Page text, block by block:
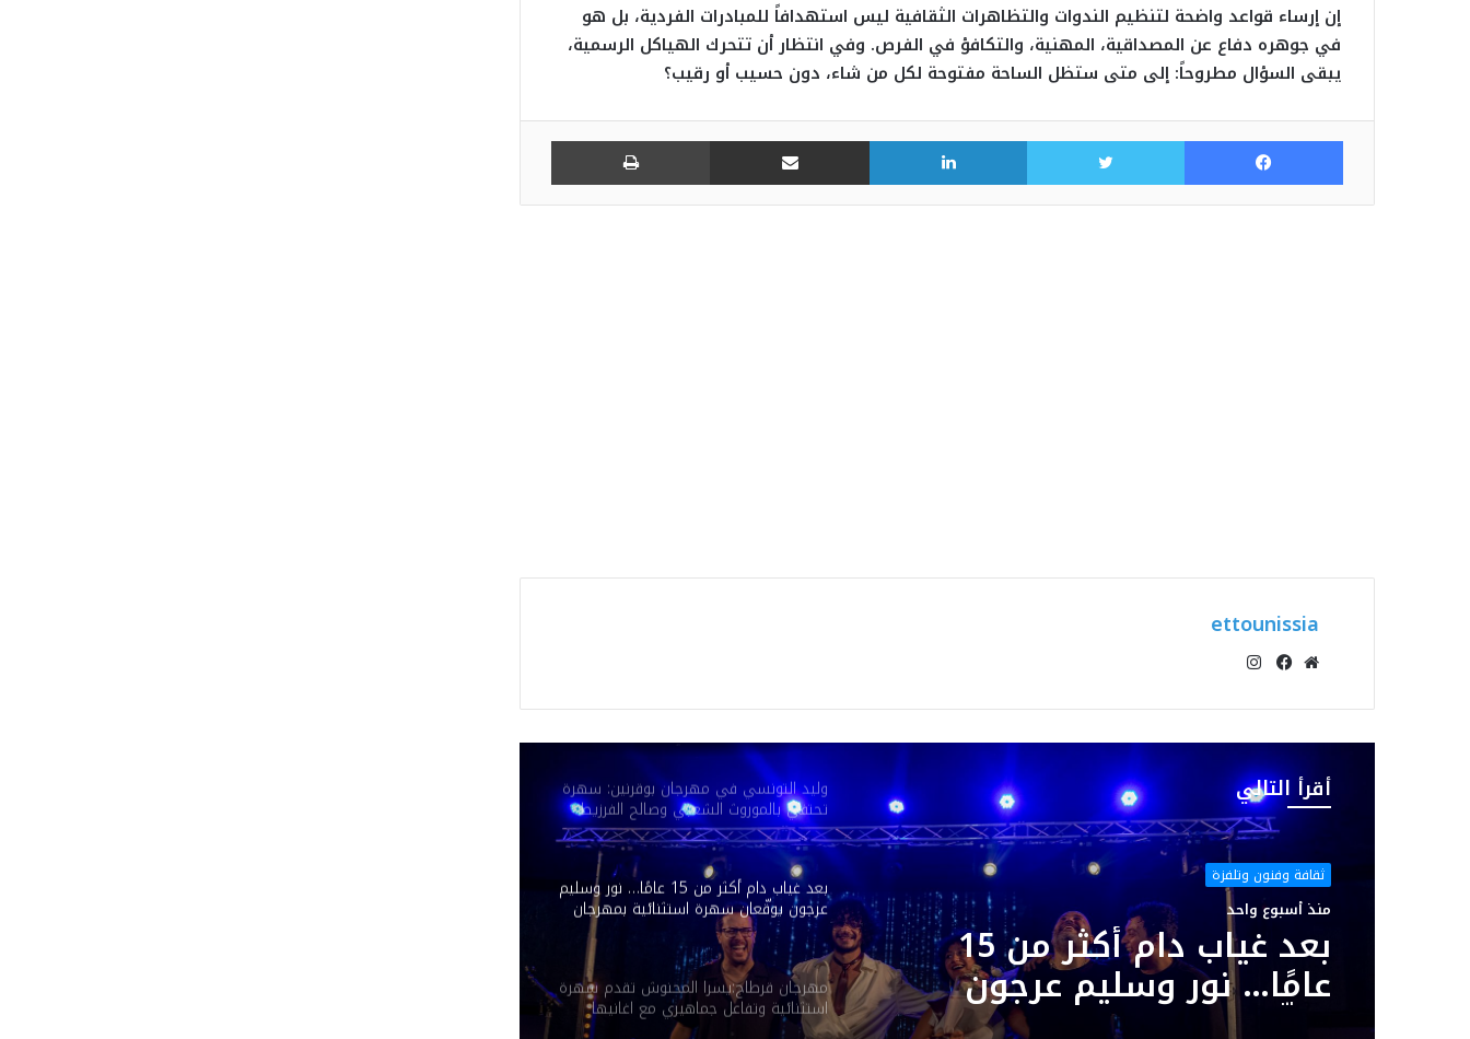
إن إرساء قواعد واضحة لتنظيم الندوات والتظاهرات الثقافية ليس استهدافاً للمبادرات الفردية، بل هو
في جوهره دفاع عن المصداقية، المهنية، والتكافؤ في الفرص. وفي انتظار أن تتحرك الهياكل الرسمية،
يبقى السؤال مطروحاً: إلى متى ستظل الساحة مفتوحة لكل من شاء، دون حسيب أو رقيب؟
فيسبوك تويتر لينكدإن مشاركة عبر البريد طباعة
ettounissia
الويب
أقرأ التالي
ثقافة وفنون وتلفزة
منذ أسبوع واحد
بعد غياب دام أكثر من 15
عامًا… نور وسليم عرجون
يوقّعان سهرة استثنائية
الدولي: أكثر من 100 كمان وعوامرية علية
وليد التونسي في مهرجان بوقرنين: سهرة
تحتفي بالموروث الشعبي وصالح الفرزيط
في البال
بعد غياب دام أكثر من 15 عامًا… نور وسليم
عرجون يوقّعان سهرة استثنائية بمهرجان
بوڨرنين الدولي
مهرجان قرطاج:يسرا المحنوش تقدم سهرة
استثنائية وتفاعل جماهيري مع اغانيها
الخاصة